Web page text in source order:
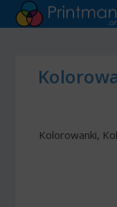
Kolorowanki,